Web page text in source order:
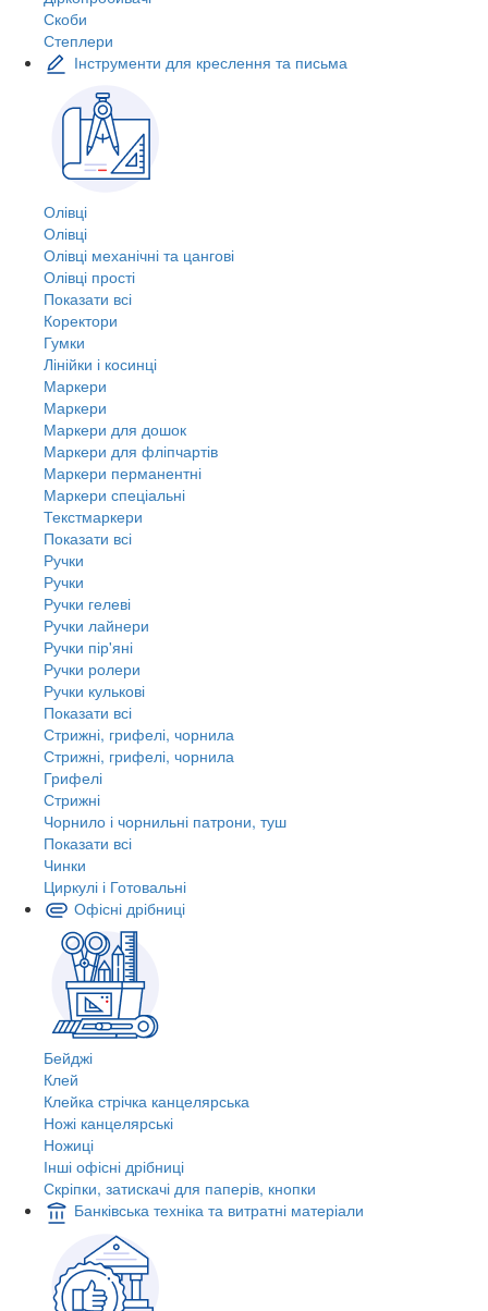
Скоби
Степлери
Інструменти для креслення та письма
Олівці
Олівці
Олівці механічні та цангові
Олівці прості
Показати всі
Коректори
Гумки
Лінійки і косинці
Маркери
Маркери
Маркери для дошок
Маркери для фліпчартів
Маркери перманентні
Маркери спеціальні
Текстмаркери
Показати всі
Ручки
Ручки
Ручки гелеві
Ручки лайнери
Ручки пір'яні
Ручки ролери
Ручки кулькові
Показати всі
Стрижні, грифелі, чорнила
Стрижні, грифелі, чорнила
Грифелі
Стрижні
Чорнило і чорнильні патрони, туш
Показати всі
Чинки
Циркулі і Готовальні
Офісні дрібниці
Бейджі
Клей
Клейка стрічка канцелярська
Ножі канцелярські
Ножиці
Інші офісні дрібниці
Скріпки, затискачі для паперів, кнопки
Банківська техніка та витратні матеріали